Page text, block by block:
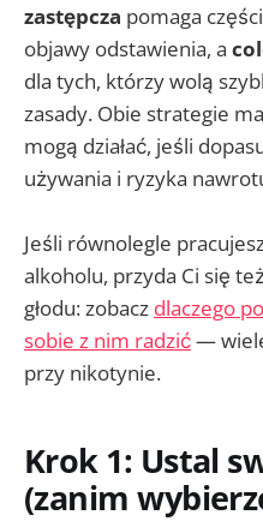
zastępcza pomaga
objawy odstawienia, a
dla tych, którzy wolą
zasady. Obie strategie
mogą działać, jeśli
używania i ryzyka
Jeśli równolegle
alkoholu, przyda Ci się
głodu: zobacz dlaczego
sobie z nim radzić—
przy nikotynie.
Krok 1: Ustal
(zanim